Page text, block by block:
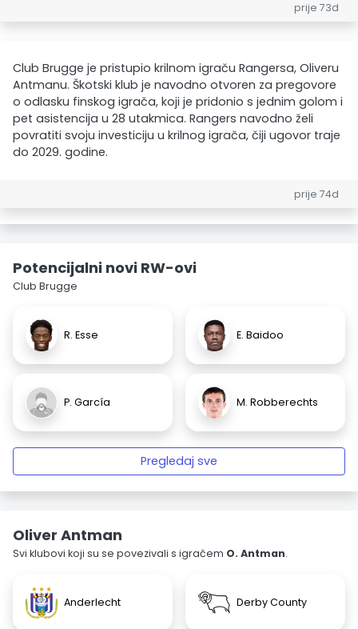
prije 73d
Club Brugge je pristupio krilnom igraču Rangersa, Oliveru
Antmanu. Škotski klub je navodno otvoren za pregovore
o odlasku finskog igrača, koji je pridonio s jednim golom i
pet asistencija u 28 utakmica. Rangers navodno želi
povratiti svoju investiciju u krilnog igrača, čiji ugovor traje
do 2029. godine.
prije 74d
Potencijalni novi RW-ovi
Club Brugge
R. Esse E. Baidoo
P. García M. Robberechts
Pregledaj sve
Oliver Antman
Svi klubovi koji su se povezivali s igračem O. Antman.
Anderlecht Derby County